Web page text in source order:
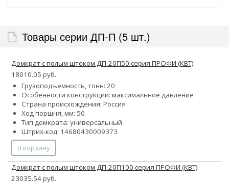
Товары серии ДП-П (5 шт.)
Домкрат с полым штоком ДП-20П50 серия ПРОФИ (КВТ)
18010.05 руб.
Грузоподъемность, тонн: 20
Особенности конструкции: максимальное давление
Страна происхождения: Россия
Ход поршня, мм: 50
Тип домкрата: универсальный
Штрих-код: 14680430009373
В корзину
Домкрат с полым штоком ДП-20П100 серия ПРОФИ (КВТ)
23035.54 руб.